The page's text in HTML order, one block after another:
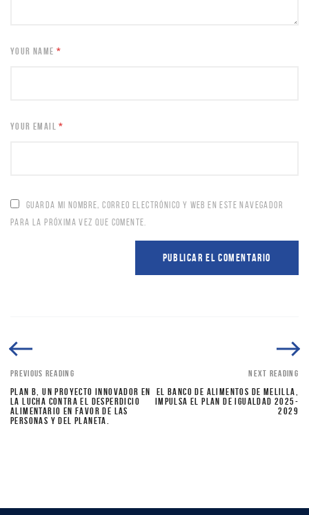
YOUR NAME*
YOUR EMAIL*
GUARDA MI NOMBRE, CORREO ELECTRÓNICO Y WEB EN ESTE NAVEGADOR
PARA LA PRÓXIMA VEZ QUE COMENTE.
PREVIOUS READING
PLAN B, UN PROYECTO INNOVADOR EN
LA LUCHA CONTRA EL DESPERDICIO
ALIMENTARIO EN FAVOR DE LAS
PERSONAS Y DEL PLANETA.
NEXT READING
EL BANCO DE ALIMENTOS DE MELILLA,
IMPULSA EL PLAN DE IGUALDAD 2025-
2029